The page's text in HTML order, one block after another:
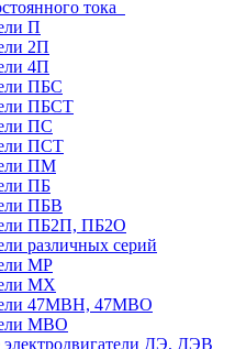
тока
П
2П
4П
ПБС
ПБСТ
ПС
ПСТ
ПМ
ПБ
ПБВ
ПБ2П, ПБ2О
различных серий
МР
MX
47MBH, 47МВО
MBO
электродвигатели ДЭ, ДЭВ